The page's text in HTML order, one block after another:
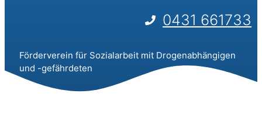
0431 661733
Förderverein für Sozialarbeit mit Drogenabhängigen
und -gefährdeten